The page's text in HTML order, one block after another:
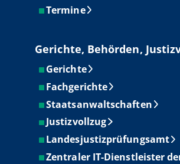
Termine
Gerichte, Behörden,
Gerichte
Fachgerichte
Staatsanwaltschaften
Justizvollzug
Landesjustizprüfungsamt
Zentraler IT-Dienstleister